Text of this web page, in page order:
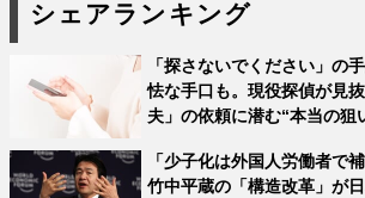
シェアランキング
「探さないでください」の
怯な手口も。現役探偵が見
夫」の依頼に潜む“本当の狙
「少子化は外国人労働者で
竹中平蔵の「構造改革」が